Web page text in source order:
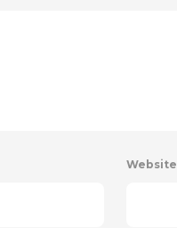
Website